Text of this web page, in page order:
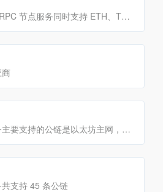
支持中英文，RPC 节点服务同时支持 ETH、TRX、BTC 的数据
RPC 节点服务主要支持的公链是以太坊主网，也和 Layer 1 的测试网 Rinkeby、Goerli、Kovan 和 Ropsten
支持 45 条公链